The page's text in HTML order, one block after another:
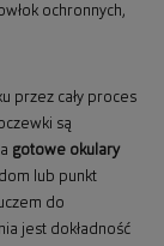
ochronnych,
przez cały proces
są
gotowe okulary
lub punkt
do
jest dokładność